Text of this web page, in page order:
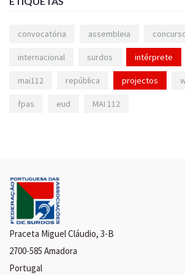
convocatória assembleia
internacional surdos intérprete
mai112 república projectos
fpas eud MAI 112
Praceta Miguel Cláudio, 3-B
2700-585 Amadora
Portugal